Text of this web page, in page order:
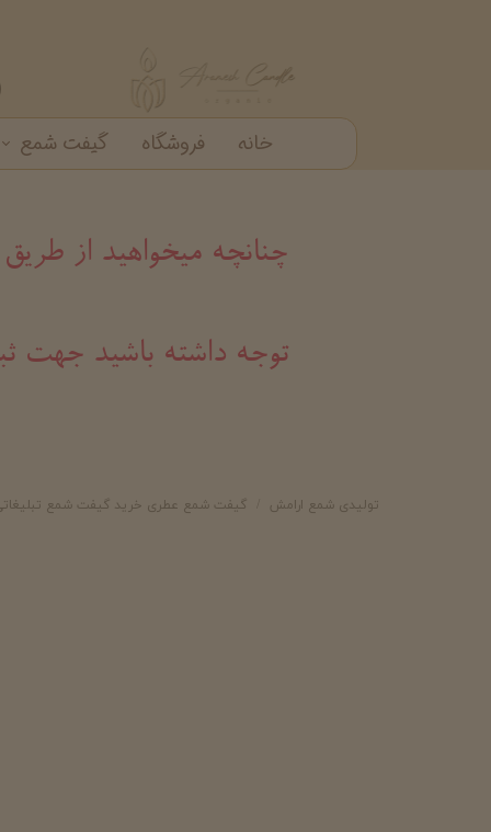
خانه فروشگاه گیفت شمع
تولیدی شمع ارامش گیفت شمع عطری خرید گیفت شمع
چنانچه میخواهید از
​​​​​​​توجه داشته باشید جهت